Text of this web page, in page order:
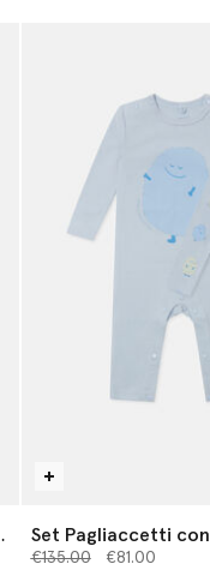
Set Pagliaccetti
Prezzo ridotto da
€135.00a €81.00